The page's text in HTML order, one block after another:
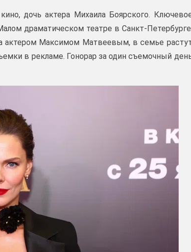
дочь актера Михаила Боярского.
драматическом театре в Санкт-
актером Максимом Матвеевым, в семье
в рекламе. Гонорар за один съемочный